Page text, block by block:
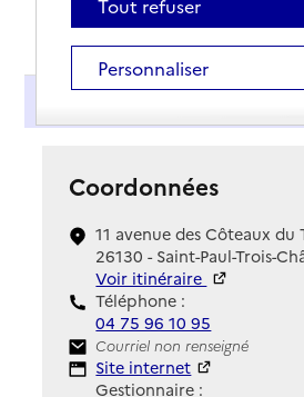
Coordonnées
11 avenue des Côteaux du
26130 - Saint-Paul-Trois-
Voir itinéraire
Téléphone :
04 75 96 10 95
Contact
Courriel non renseigné
Site Internet
Site internet
Gestionnaire :
Tout refuser
Personnaliser